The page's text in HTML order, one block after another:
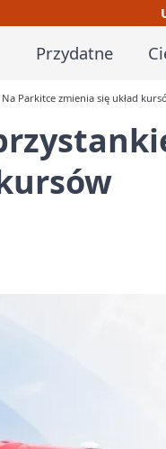
Przydatne
Parkitce zmienia się układ